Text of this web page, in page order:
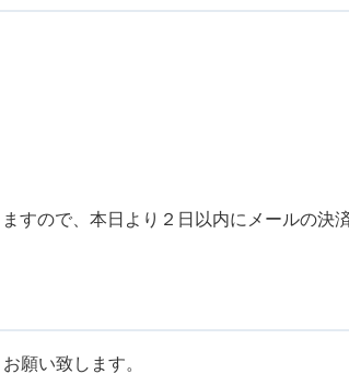
すので、本日より２日以内にメールの決
願い致します。